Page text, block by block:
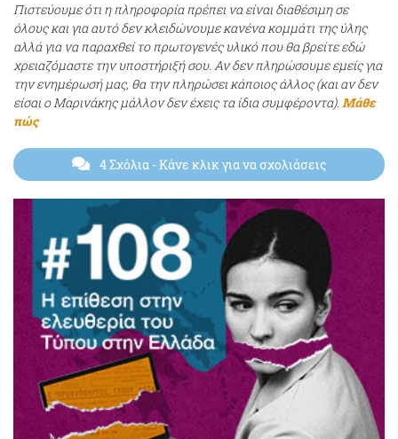
Πιστεύουμε ότι η πληροφορία πρέπει να είναι διαθέσιμη σε
όλους και για αυτό δεν κλειδώνουμε κανένα κομμάτι της ύλης
αλλά για να παραχθεί το πρωτογενές υλικό που θα βρείτε εδώ
χρειαζόμαστε την υποστήριξή σου. Αν δεν πληρώσουμε εμείς για
την ενημέρωσή μας, θα την πληρώσει κάποιος άλλος (και αν δεν
είσαι ο Μαρινάκης μάλλον δεν έχεις τα ίδια συμφέροντα). Μάθε
πώς
4 Σχόλια - Κάνε κλικ για να σχολιάσεις